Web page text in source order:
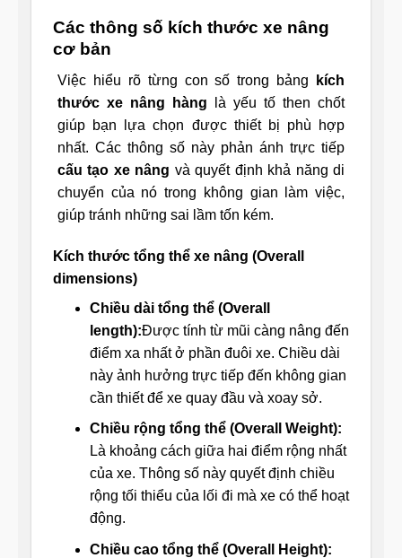
Các thông số kích thước xe nâng
cơ bản
Việc hiểu rõ từng con số trong bảng
kích
thước xe nâng hàng là yếu tố then chốt
giúp bạn lựa chọn được thiết bị phù hợp
nhất. Các thông số này phản ánh trực tiếp
cấu tạo xe nâng và quyết định khả năng di
chuyển của nó trong không gian làm việc,
giúp tránh những sai lầm tốn kém.
Kích thước tổng thể xe nâng (Overall
dimensions)
Chiều dài tổng thể (Overall
length):Được tính từ mũi càng nâng đến
điểm xa nhất ở phần đuôi xe. Chiều dài
này ảnh hưởng trực tiếp đến không gian
cần thiết để xe quay đầu và xoay sở.
Chiều rộng tổng thể (Overall Weight):
Là khoảng cách giữa hai điểm rộng nhất
của xe. Thông số này quyết định chiều
rộng tối thiểu của lối đi mà xe có thể hoạt
động.
Chiều cao tổng thể (Overall Height):